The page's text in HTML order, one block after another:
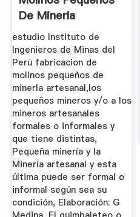
De MinerIa
Artesanal
estudio Instituto de
Ingenieros de Minas del
Perú fabricacion de
molinos pequeños de
minerIa artesanal,los
pequeños mineros y/o a los
mineros artesanales
formales o informales y
que tiene distintas,
Pequeña minería y la
Minería artesanal y esta
última puede ser formal o
informal según sea su
condición, Elaboración: G